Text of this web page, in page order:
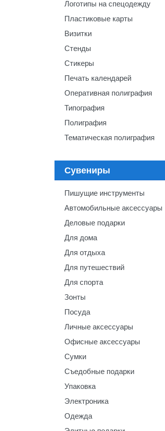
Логотипы на спецодежду
Пластиковые карты
Визитки
Стенды
Стикеры
Печать календарей
Оперативная полиграфия
Типография
Полиграфия
Тематическая полиграфия
Сувениры
Пишущие инструменты
Автомобильные аксессуары
Деловые подарки
Для дома
Для отдыха
Для путешествий
Для спорта
Зонты
Посуда
Личные аксессуары
Офисные аксессуары
Сумки
Съедобные подарки
Упаковка
Электроника
Одежда